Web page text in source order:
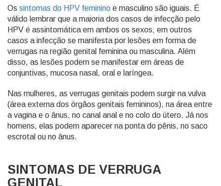
Os sintomas do HPV feminino e masculino são iguais. É
válido lembrar que a maioria dos casos de infecção pelo
HPV é assintomática em ambos os sexos; em outros
casos a infecção se manifesta por lesões em forma de
verrugas na região genital feminina ou masculina. Além
disso, as lesões podem se manifestar em áreas de
conjuntivas, mucosa nasal, oral e laríngea.
Nas mulheres, as verrugas genitais podem surgir na vulva
(área externa dos órgãos genitais femininos), na área entre
a vagina e o ânus, no canal anal e no colo do útero. Já nos
homens, elas podem aparecer na ponta do pênis, no saco
escrotal ou no ânus.
SINTOMAS DE VERRUGA
GENITAL